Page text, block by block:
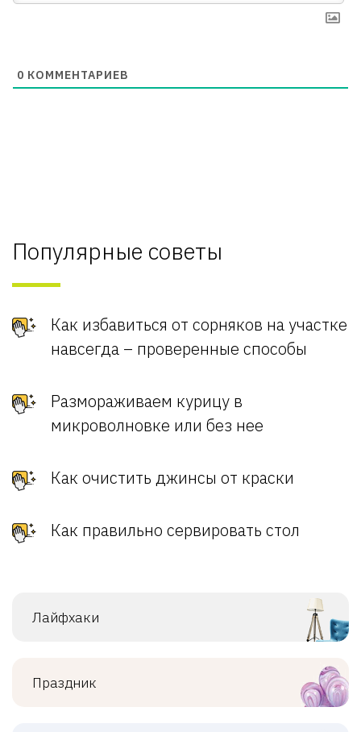
0 КОММЕНТАРИЕВ
Популярные советы
Как избавиться от сорняков на участке
навсегда – проверенные способы
Размораживаем курицу в
микроволновке или без нее
Как очистить джинсы от краски
Как правильно сервировать стол
Лайфхаки
Праздник